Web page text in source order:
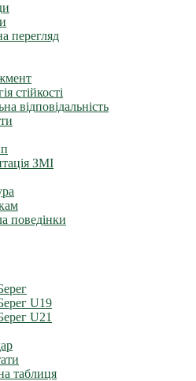
перегляд
стійкості
відповідальність
ЗМІ
поведінки
U19
U21
таблиця